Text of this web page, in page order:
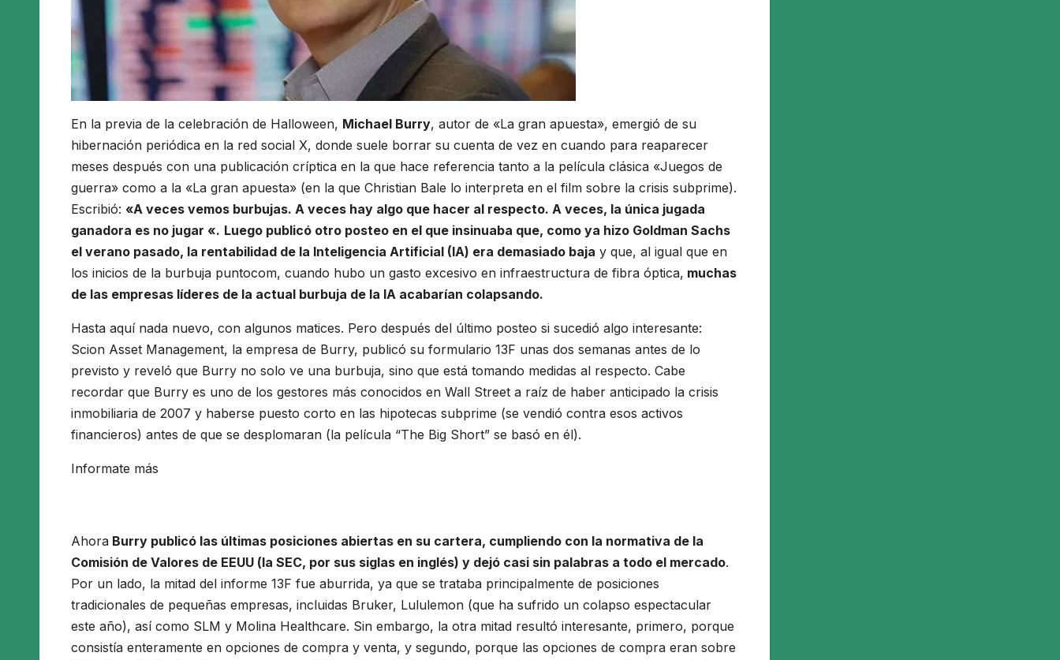
En la previa de la celebración de Halloween, Michael Burry, autor de «La gran apuesta», emergió de su
hibernación periódica en la red social X, donde suele borrar su cuenta de vez en cuando para reaparecer
meses después con una publicación críptica en la que hace referencia tanto a la película clásica «Juegos de
guerra» como a la «La gran apuesta» (en la que Christian Bale lo interpreta en el film sobre la crisis subprime).
Escribió: «A veces vemos burbujas. A veces hay algo que hacer al respecto. A veces, la única jugada
ganadora es no jugar «. Luego publicó otro posteo en el que insinuaba que, como ya hizo Goldman Sachs
el verano pasado, la rentabilidad de la Inteligencia Artificial (IA) era demasiado baja y que, al igual que en
los inicios de la burbuja puntocom, cuando hubo un gasto excesivo en infraestructura de fibra óptica, muchas
de las empresas líderes de la actual burbuja de la IA acabarían colapsando.
Hasta aquí nada nuevo, con algunos matices. Pero después del último posteo si sucedió algo interesante:
Scion Asset Management, la empresa de Burry, publicó su formulario 13F unas dos semanas antes de lo
previsto y reveló que Burry no solo ve una burbuja, sino que está tomando medidas al respecto. Cabe
recordar que Burry es uno de los gestores más conocidos en Wall Street a raíz de haber anticipado la crisis
inmobiliaria de 2007 y haberse puesto corto en las hipotecas subprime (se vendió contra esos activos
financieros) antes de que se desplomaran (la película “The Big Short” se basó en él).
Informate más
Ahora Burry publicó las últimas posiciones abiertas en su cartera, cumpliendo con la normativa de la
Comisión de Valores de EEUU (la SEC, por sus siglas en inglés) y dejó casi sin palabras a todo el mercado.
Por un lado, la mitad del informe 13F fue aburrida, ya que se trataba principalmente de posiciones
tradicionales de pequeñas empresas, incluidas Bruker, Lululemon (que ha sufrido un colapso espectacular
este año), así como SLM y Molina Healthcare. Sin embargo, la otra mitad resultó interesante, primero, porque
consistía enteramente en opciones de compra y venta, y segundo, porque las opciones de compra eran sobre